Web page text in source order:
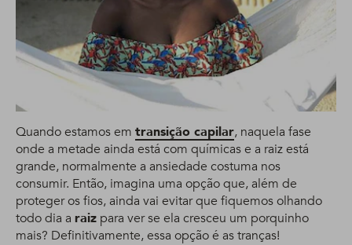
Quando estamos em transição capilar, naquela fase
onde a metade ainda está com químicas e a raiz está
grande, normalmente a ansiedade costuma nos
consumir. Então, imagina uma opção que, além de
proteger os fios, ainda vai evitar que fiquemos olhando
todo dia a raiz para ver se ela cresceu um porquinho
mais? Definitivamente, essa opção é as tranças!